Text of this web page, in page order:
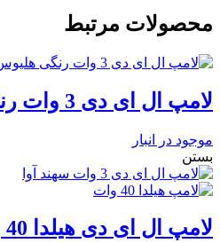
نورانی
آوا
محصولات مرتبط
لامپ ال ای دی 3 وات رنگی هلیوس
موجود در انبار
بستن
لامپ ال ای دی هیلدا 40 وات سهند آوا